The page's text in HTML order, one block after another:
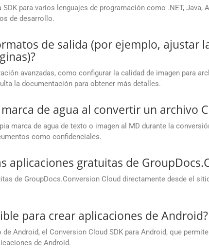
para varios lenguajes de programación como .NET, Java,
de desarrollo.
de salida (por ejemplo, ajustar
avanzadas, como configurar la calidad de imagen para
la documentación para obtener más detalles.
de agua al convertir un archivo
marca de agua de texto o imagen al MD durante la
como confidenciales.
aplicaciones gratuitas de
de GroupDocs.Conversion Cloud directamente desde el
para crear aplicaciones de Android?
Android, el Conversion Cloud SDK para Android, que
de Android.